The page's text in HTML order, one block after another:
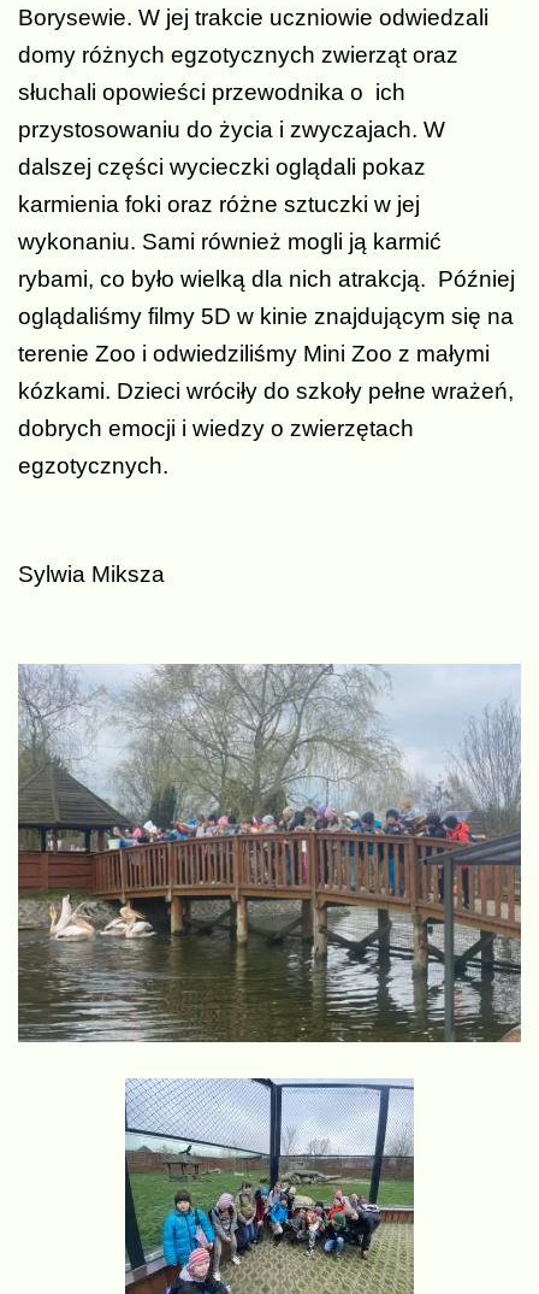
Borysewie. W jej trakcie uczniowie odwiedzali
domy różnych egzotycznych zwierząt oraz
słuchali opowieści przewodnika o ich
przystosowaniu do życia i zwyczajach. W
dalszej części wycieczki oglądali pokaz
karmienia foki oraz różne sztuczki w jej
wykonaniu. Sami również mogli ją karmić
rybami, co było wielką dla nich atrakcją. Później
oglądaliśmy filmy 5D w kinie znajdującym się na
terenie Zoo i odwiedziliśmy Mini Zoo z małymi
kózkami. Dzieci wróciły do szkoły pełne wrażeń,
dobrych emocji i wiedzy o zwierzętach
egzotycznych.
Sylwia Miksza